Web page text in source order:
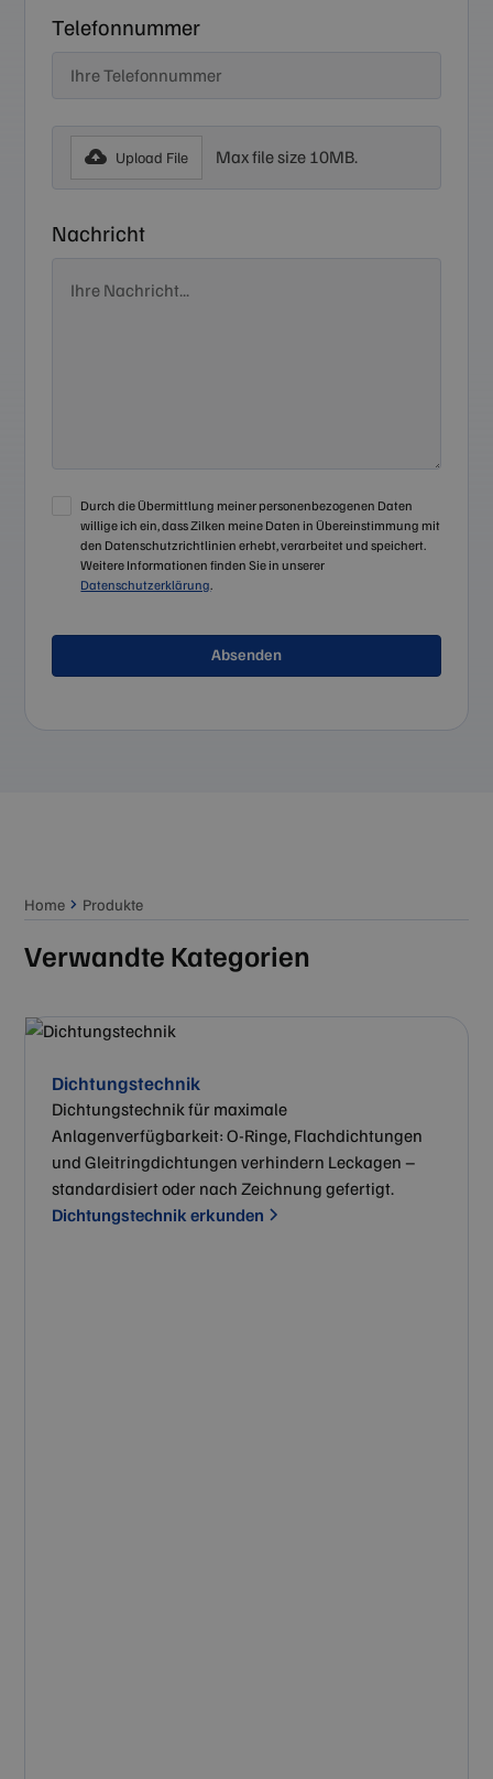
Telefonnummer
Upload File Max file size 10MB.
Nachricht
Durch die Übermittlung meiner personenbezogenen Daten
willige ich ein, dass Zilken meine Daten in Übereinstimmung mit
den Datenschutzrichtlinien erhebt, verarbeitet und speichert.
Weitere Informationen finden Sie in unserer
Datenschutzerklärung.
Home Produkte
Verwandte Kategorien
Dichtungstechnik
Dichtungstechnik für maximale
Anlagenverfügbarkeit: O-Ringe, Flachdichtungen
und Gleitringdichtungen verhindern Leckagen –
standardisiert oder nach Zeichnung gefertigt.
Dichtungstechnik erkunden